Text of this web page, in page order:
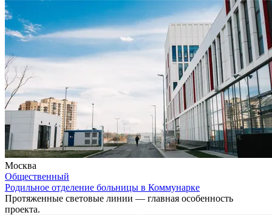
Москва
Общественный
Родильное отделение больницы в Коммунарке
Протяженные световые линии — главная особенность
проекта.